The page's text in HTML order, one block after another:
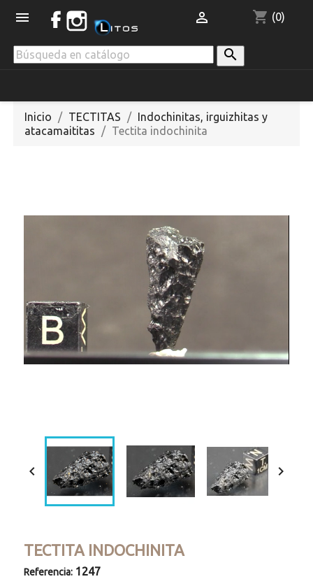
 shopping_cart (0)


Inicio TECTITAS
Indochinitas, irguizhitas y
atacamaititas
Tectita indochinita
 
TECTITA INDOCHINITA
Referencia: 1247